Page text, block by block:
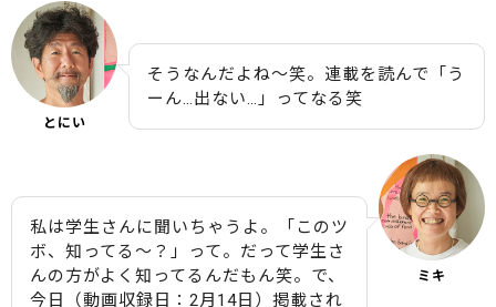
とにい
そうなんだよね〜笑。連載を読んで「う
ーん…出ない…」ってなる笑
私は学生さんに聞いちゃうよ。「このツ
ボ、知ってる〜？」って。だって学生さ
んの方がよく知ってるんだもん笑。で、
今日（動画収録日：2月14日）掲載され
ミキ